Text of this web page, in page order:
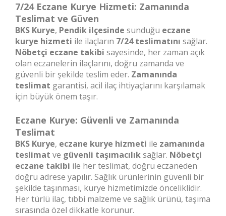
7/24 Eczane Kurye Hizmeti: Zamanında
Teslimat ve Güven
BKS Kurye, Pendik ilçesinde sunduğu eczane
kurye hizmeti ile ilaçların 7/24 teslimatını sağlar.
Nöbetçi eczane takibi sayesinde, her zaman açık
olan eczanelerin ilaçlarını, doğru zamanda ve
güvenli bir şekilde teslim eder. Zamanında
teslimat garantisi, acil ilaç ihtiyaçlarını karşılamak
için büyük önem taşır.
Eczane Kurye: Güvenli ve Zamanında
Teslimat
BKS Kurye, eczane kurye hizmeti ile zamanında
teslimat ve güvenli taşımacılıksağlar. Nöbetçi
eczane takibi ile her teslimat, doğru eczaneden
doğru adrese yapılır. Sağlık ürünlerinin güvenli bir
şekilde taşınması, kurye hizmetimizde önceliklidir.
Her türlü ilaç, tıbbi malzeme ve sağlık ürünü, taşıma
sırasında özel dikkatle korunur.